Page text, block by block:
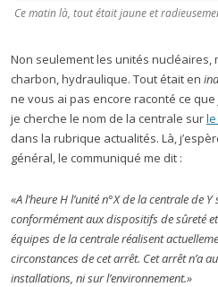
Ce matin là, tout était jaune et
Non seulement les unités nucléaires,
charbon, hydraulique. Tout était en
ne vous ai pas encore raconté ce
je cherche le nom de la centrale surle
dans la rubrique actualités. Là,
général, le communiqué me dit :
«A l’heure H l’unité n°X de la centrale de
conformément aux dispositifs de sûreté
équipes de la centrale réalisent
circonstances de cet arrêt. Cet arrêt n’a
installations, ni sur l’environnement.»